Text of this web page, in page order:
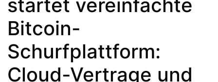
startet vereinfachte
Bitcoin-
Schurfplattform:
Cloud-Vertrage und